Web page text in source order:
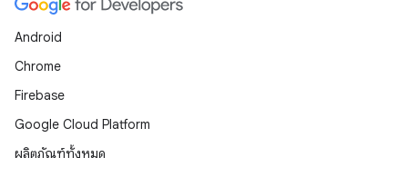
Android
Chrome
Firebase
Google Cloud Platform
ผลิตภัณฑ์ทั้งหมด